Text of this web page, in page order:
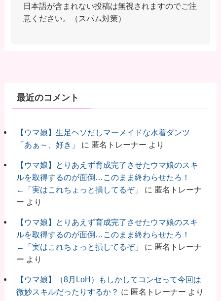
日本語が含まれない投稿は無視されますのでご注
意ください。（スパム対策）
最近のコメント
【ウマ娘】生足ヘソだしマーメイドな水着ダンツ
「あぁ～、好き」
に 匿名トレーナー より
【ウマ娘】とりあえず育成完了させたウマ娘のスキ
ルを取得するのが面倒…このまま終わらせたろ！
←「実はこれちょっと損してるぞ」
に 匿名トレーナ
ー より
【ウマ娘】とりあえず育成完了させたウマ娘のスキ
ルを取得するのが面倒…このまま終わらせたろ！
←「実はこれちょっと損してるぞ」
に 匿名トレーナ
ー より
【ウマ娘】（8月LoH）もしかしてコンセって今回は
微妙スキルだったりするか？ に 匿名トレーナー より